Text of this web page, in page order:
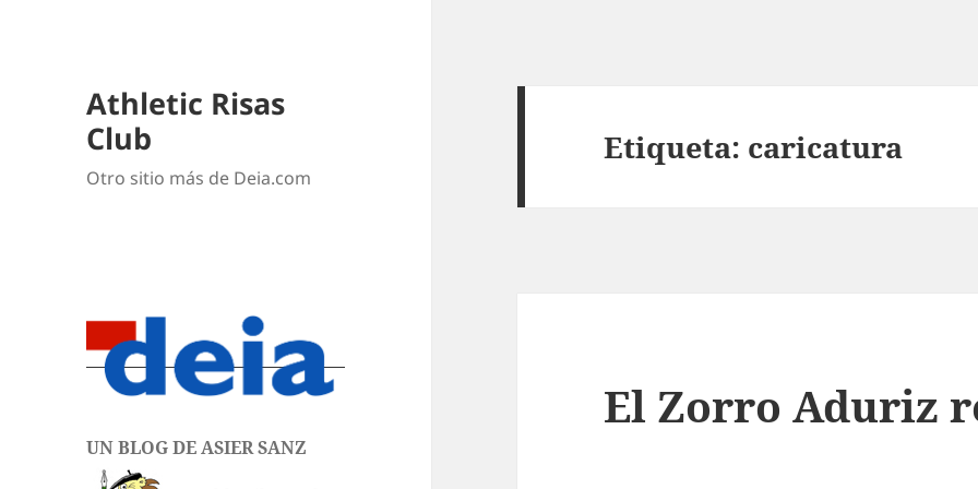
Athletic Risas
Club
Otro sitio más de Deia.com
UN BLOG DE ASIER SANZ
Etiqueta: caricatura
El Zorro Aduriz